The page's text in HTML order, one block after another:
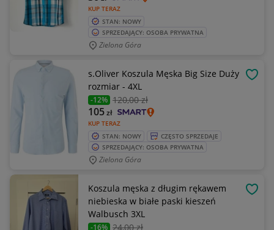
KUP TERAZ
STAN: NOWY
SPRZEDAJĄCY: OSOBA PRYWATNA
Zielona Góra
s.Oliver Koszula Męska Big Size Duży
rozmiar - 4XL
-12% 120,00 zł
KUP TERAZ
105zł
STAN: NOWY
CZĘSTO SPRZEDAJE
SPRZEDAJĄCY: OSOBA PRYWATNA
Zielona Góra
Koszula męska z długim rękawem
niebieska w białe paski kieszeń
Walbusch 3XL
-16% 24,00 zł